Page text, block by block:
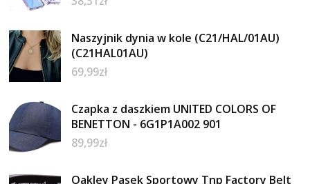
Naszyjnik dynia w kole (C21/HAL/01AU)
(C21HAL01AU)
69,99zł
Czapka z daszkiem UNITED COLORS OF
BENETTON - 6G1P1A002 901
89,99zł
Oakley Pasek Sportowy Tnp Factory Belt